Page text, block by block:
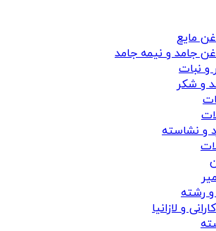
مایع
جامد و نیمه جامد
و نبات
و شکر
و نشاسته
و رشته
و لازانیا